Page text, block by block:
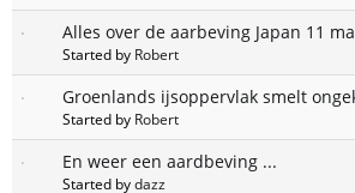
Alles over de aarbeving Japan 11
Started by Robert
Groenlands ijsoppervlak smelt
Started by Robert
En weer een aardbeving ...
Started bydazz